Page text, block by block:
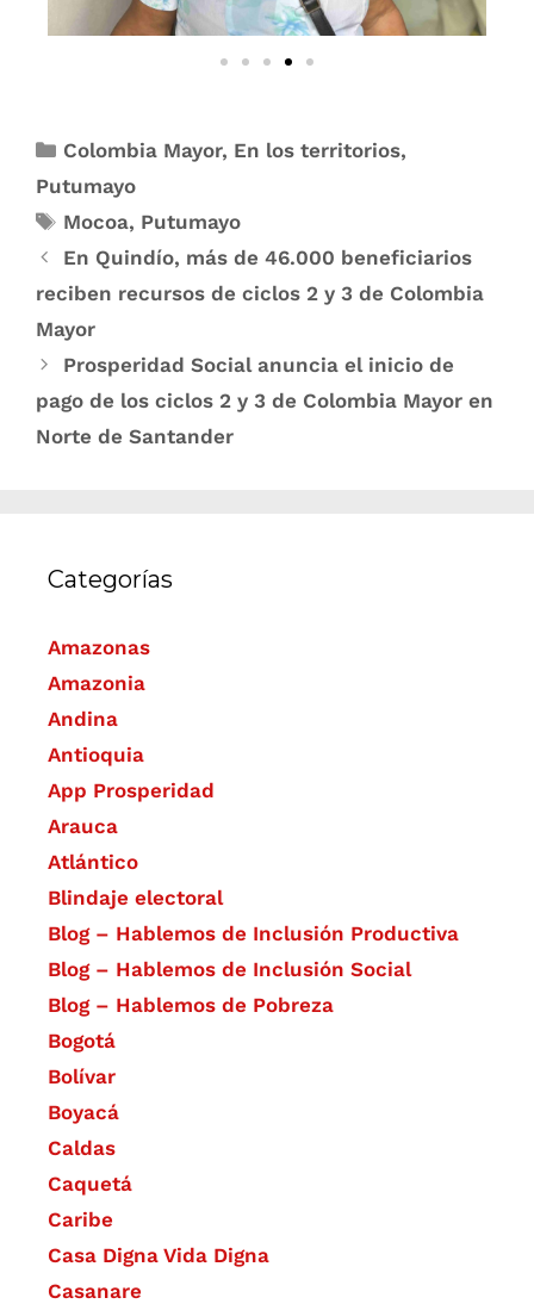
Colombia Mayor, En los territorios,
Putumayo
Mocoa, Putumayo
En Quindío, más de 46.000 beneficiarios
reciben recursos de ciclos 2 y 3 de Colombia
Mayor
Prosperidad Social anuncia el inicio de
pago de los ciclos 2 y 3 de Colombia Mayor en
Norte de Santander
Categorías
Amazonas
Amazonia
Andina
Antioquia
App Prosperidad
Arauca
Atlántico
Blindaje electoral
Blog – Hablemos de Inclusión Productiva
Blog – Hablemos de Inclusión Social
Blog – Hablemos de Pobreza
Bogotá
Bolívar
Boyacá
Caldas
Caquetá
Caribe
Casa Digna Vida Digna
Casanare